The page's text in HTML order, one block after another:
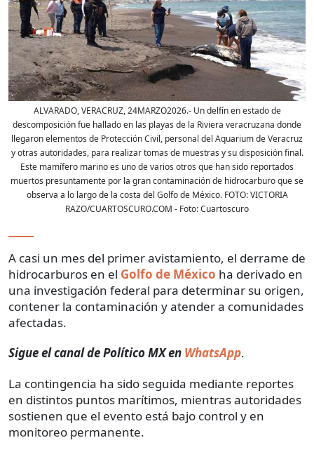
ALVARADO, VERACRUZ, 24MARZO2026.- Un delfín en estado de
descomposición fue hallado en las playas de la Riviera veracruzana donde
llegaron elementos de Protección Civil, personal del Aquarium de Veracruz
y otras autoridades, para realizar tomas de muestras y su disposición final.
Este mamífero marino es uno de varios otros que han sido reportados
muertos presuntamente por la gran contaminación de hidrocarburo que se
observa a lo largo de la costa del Golfo de México. FOTO: VICTORIA
RAZO/CUARTOSCURO.COM - Foto:Cuartoscuro
A casi un mes del primer avistamiento, el derrame de
hidrocarburos en el Golfo de México ha derivado en
una investigación federal para determinar su origen,
contener la contaminación y atender a comunidades
afectadas.
Sigue el canal de Político MX en WhatsApp.
La contingencia ha sido seguida mediante reportes
en distintos puntos marítimos, mientras autoridades
sostienen que el evento está bajo control y en
monitoreo permanente.